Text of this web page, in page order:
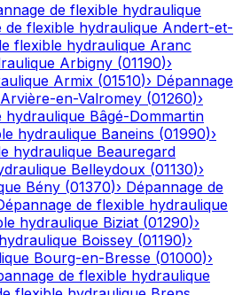
de flexible hydraulique
de flexible hydraulique Andert-et-
flexible hydraulique Aranc
Arbigny (01190)›
Armix (01510)› Dépannage
Arvière-en-Valromey (01260)›
hydraulique Bâgé-Dommartin
hydraulique Baneins (01990)›
hydraulique Beauregard
Belleydoux (01130)›
Bény (01370)› Dépannage de
de flexible hydraulique
hydraulique Biziat (01290)›
Boissey (01190)›
Bourg-en-Bresse (01000)›
de flexible hydraulique